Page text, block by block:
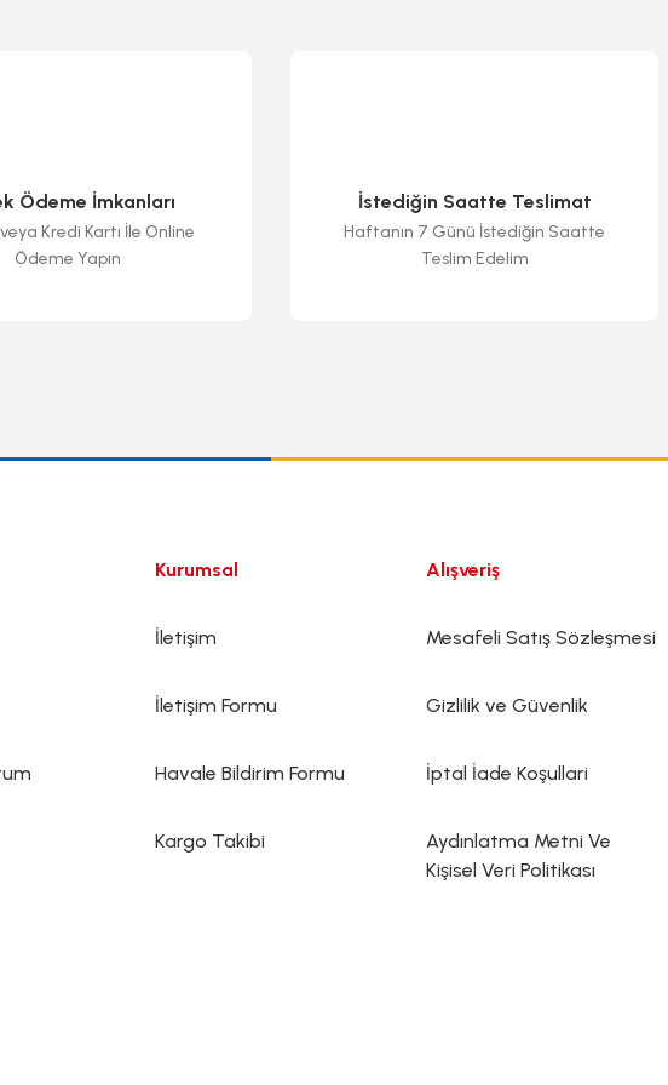
Ödeme İmkanları
Kredi Kartı İle Online
Ödeme Yapın
İstediğin Saatte Teslimat
Haftanın 7 Günü İstediğin Saatte
Teslim Edelim
Kurumsal
İletişim
İletişim Formu
Havale Bildirim Formu
Kargo Takibi
Alışveriş
Mesafeli Satış Sözleşmesi
Gizlilik ve Güvenlik
İptal İade Koşullari
Aydınlatma Metni Ve
Kişisel Veri Politikası